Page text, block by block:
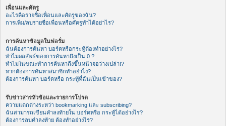
เพื่อนและศัตรู
อะไรคือรายชื่อเพื่อนและศัตรูของฉัน?
การเพิ่ม/ลบรายชื่อเพื่อนหรือศัตรูทำได้อย่าไร?
การค้นหาข้อมูลในฟอรั่ม
ฉันต้องการค้นหา บอร์ดหรือกระทู้ต้องทำอย่างไร?
ทำไมผลลัพธ์ของการค้นหาถึงเป็น 0 ?
ทำไมในขณะทำการค้นหาถึงขึ้นหน้าจอว่างเปล่า!?
หากต้องการค้นหาสมาชิกทำอย่าไง?
ต้องการค้นหา บอร์ดหรือ กระทู้ที่ฉันเป็นเข้าของ?
รับข่าวสารหัวข้อและรายการโปรด
ความแตกต่างระหว่า bookmarking และ subscribing?
ฉันสามารถเขียนคำลงท้ายใน บอร์ดหรือ กระทู้ได้อย่างไร?
ต้องการลบคำลงท้าย ต้องทำอย่างไร?